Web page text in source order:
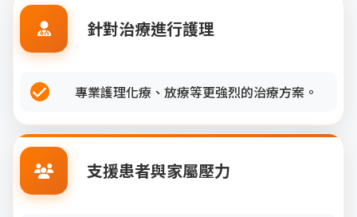
針對治療進行護理
專業護理化療、放療等更強烈的治療方案。
支援患者與家屬壓力